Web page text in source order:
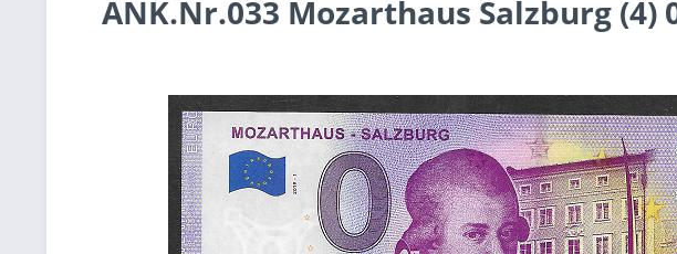
ANK.Nr.033 Mozarthaus Salzburg (4)